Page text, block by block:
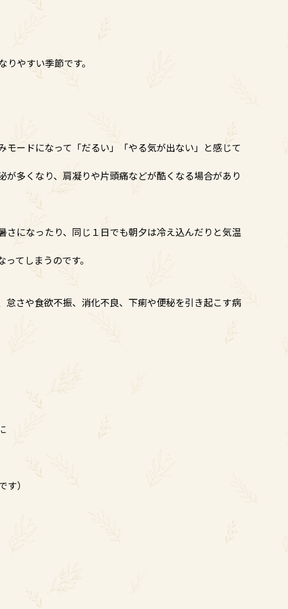
やすい季節です。
ードになって「だるい」「やる気が出ない」と感じて
多くなり、肩凝りや片頭痛などが酷くなる場合があり
になったり、同じ１日でも朝夕は冷え込んだりと気温
てしまうのです。
さや食欲不振、消化不良、下痢や便秘を引き起こす病
）